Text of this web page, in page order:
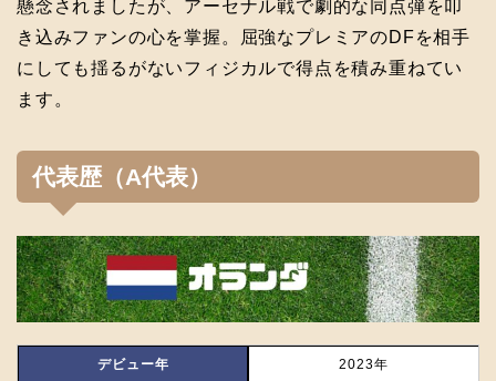
懸念されましたが、アーセナル戦で劇的な同点弾を叩
き込みファンの心を掌握。屈強なプレミアのDFを相手
にしても揺るがないフィジカルで得点を積み重ねてい
ます。
代表歴（A代表）
デビュー年 2023年